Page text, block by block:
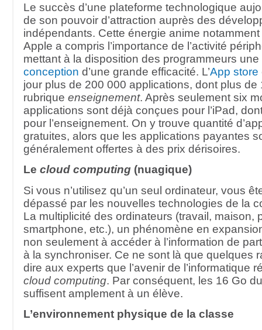
Le succès d’une plateforme technologique
de son pouvoir d’attraction auprès des
indépendants. Cette énergie anime
Apple a compris l’importance de l’activité
mettant à la disposition des programmeurs une
conception d’une grande efficacité. L’App store
jour plus de 200 000 applications, dont plus de
rubrique enseignement. Après seulement six
applications sont déjà conçues pour l’iPad,
pour l’enseignement. On y trouve quantité
gratuites, alors que les applications payantes
généralement offertes à des prix dérisoires.
Le cloud computing (nuagique)
Si vous n’utilisez qu’un seul ordinateur, vous
dépassé par les nouvelles technologies de la
La multiplicité des ordinateurs (travail, maison,
smartphone, etc.), un phénomène en
non seulement à accéder à l’information de
à la synchroniser. Ce ne sont là que quelques
dire aux experts que l’avenir de l’informatique
cloud computing. Par conséquent, les 16 Go
suffisent amplement à un élève.
L’environnement physique de la classe